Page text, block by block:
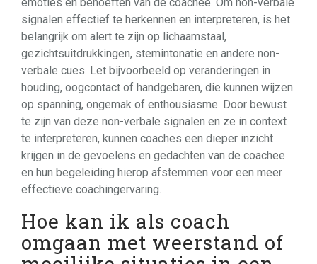
signalen effectief te herkennen en interpreteren, is het
belangrijk om alert te zijn op lichaamstaal,
gezichtsuitdrukkingen, stemintonatie en andere non-
verbale cues. Let bijvoorbeeld op veranderingen in
houding, oogcontact of handgebaren, die kunnen wijzen
op spanning, ongemak of enthousiasme. Door bewust
te zijn van deze non-verbale signalen en ze in context
te interpreteren, kunnen coaches een dieper inzicht
krijgen in de gevoelens en gedachten van de coachee
en hun begeleiding hierop afstemmen voor een meer
effectieve coachingervaring.
Hoe kan ik als coach
omgaan met weerstand of